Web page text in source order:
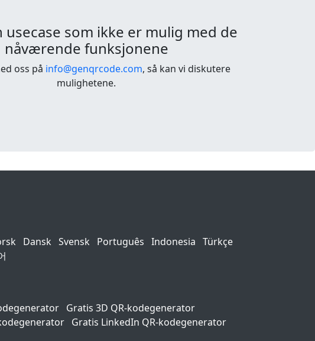
usecase som ikke er mulig med de
nåværende funksjonene
oss på info@genqrcode.com, så kan vi diskutere
mulighetene.
Dansk Svensk Português Indonesia Türkçe
Gratis 3D QR-kodegenerator
Gratis LinkedIn QR-kodegenerator